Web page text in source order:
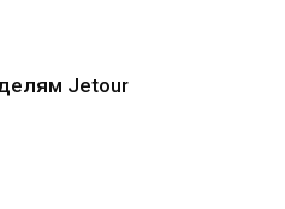
Jetour